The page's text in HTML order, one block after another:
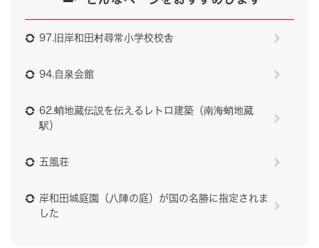
97.旧岸和田村尋常小学校校舎
94.自泉会館
62.蛸地蔵伝説を伝えるレトロ建築（南海蛸地蔵
駅）
五風荘
岸和田城庭園（八陣の庭）が国の名勝に指定されま
した